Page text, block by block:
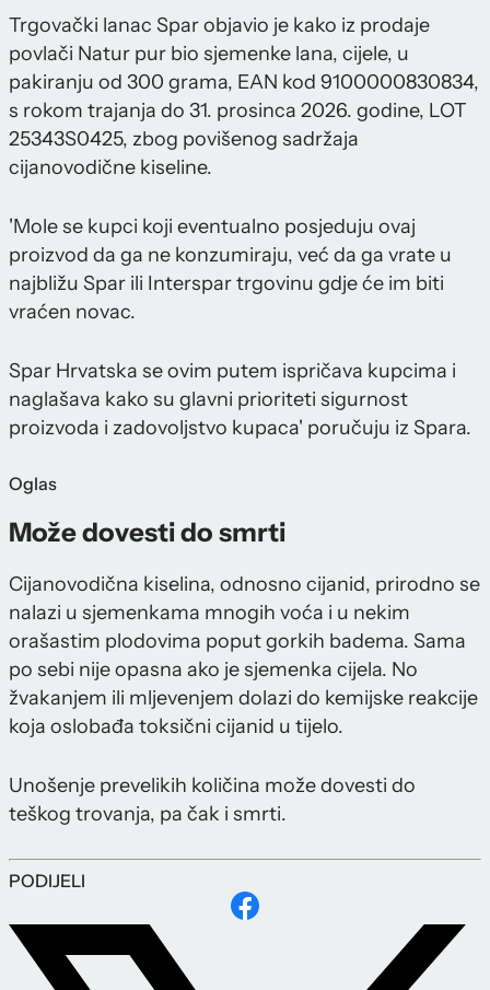
Trgovački lanac Spar objavio je kako iz prodaje
povlači Natur pur bio sjemenke lana, cijele, u
pakiranju od 300 grama, EAN kod 9100000830834,
s rokom trajanja do 31. prosinca 2026. godine, LOT
25343S0425, zbog povišenog sadržaja
cijanovodične kiseline.
'Mole se kupci koji eventualno posjeduju ovaj
proizvod da ga ne konzumiraju, već da ga vrate u
najbližu Spar ili Interspar trgovinu gdje će im biti
vraćen novac.
Spar Hrvatska se ovim putem ispričava kupcima i
naglašava kako su glavni prioriteti sigurnost
proizvoda i zadovoljstvo kupaca' poručuju iz Spara.
Oglas
Može dovesti do smrti
Cijanovodična kiselina, odnosno cijanid, prirodno se
nalazi u sjemenkama mnogih voća i u nekim
orašastim plodovima poput gorkih badema. Sama
po sebi nije opasna ako je sjemenka cijela. No
žvakanjem ili mljevenjem dolazi do kemijske reakcije
koja oslobađa toksični cijanid u tijelo.
Unošenje prevelikih količina može dovesti do
teškog trovanja, pa čak i smrti.
PODIJELI